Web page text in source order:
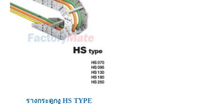
automation, wood work, food
processing, industrial robot and
many more.,150 various models
are manufactured.
รางกระดูกงู HS TYPE